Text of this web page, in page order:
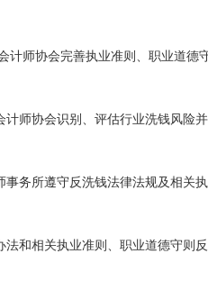
师协会完善执业准则、职业道德
师协会识别、评估行业洗钱风险
所遵守反洗钱法律法规及相关执
相关执业准则、职业道德守则反